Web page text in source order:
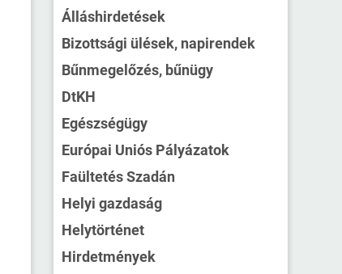
Álláshirdetések
Bizottsági ülések, napirendek
Bűnmegelőzés, bűnügy
DtKH
Egészségügy
Európai Uniós Pályázatok
Faültetés Szadán
Helyi gazdaság
Helytörténet
Hirdetmények